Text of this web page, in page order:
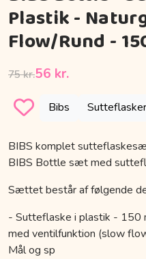
Plastik -
Flow/Rund -
75 kr.56 kr.
Bibs Sutteflasker
BIBS komplet
BIBS Bottle sæt med
Sættet består af følgende
- Sutteflaske i plastik - 150
med ventilfunktion (slow
Mål og sp